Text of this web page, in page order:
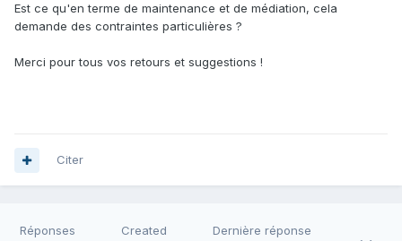
Est ce qu'en terme de maintenance et de médiation, cela
demande des contraintes particulières ?
Merci pour tous vos retours et suggestions !
Citer
Réponses Created Dernière réponse